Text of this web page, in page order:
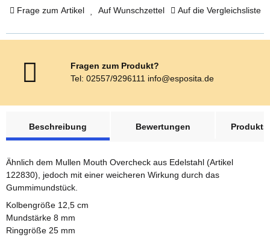
Frage zum Artikel Auf Wunschzettel Auf die Vergleichsliste
Fragen zum Produkt?
Tel: 02557/9296111 info@esposita.de
Beschreibung
Bewertungen
Ähnlich dem Mullen Mouth Overcheck aus Edelstahl (Artikel
122830), jedoch mit einer weicheren Wirkung durch das
Gummimundstück.
Kolbengröße 12,5 cm
Mundstärke 8 mm
Ringgröße 25 mm